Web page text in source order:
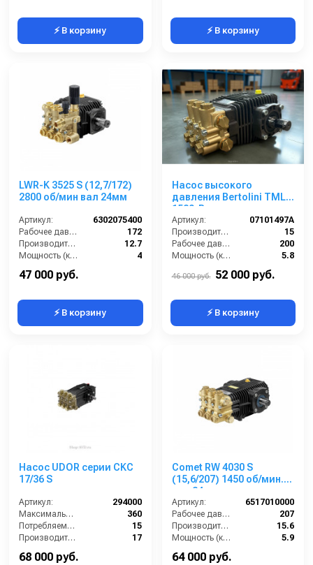
⚡ В корзину ⚡ В корзину
LWR-K 3525 S (12,7/172)
2800 об/мин вал 24мм
Артикул:
6302075400
Рабочее давление (бар):
172
Производительность (л/мин):
12.7
Мощность (кВт):
4
Обороты двигателя (об/мин):
47 000 руб.
⚡ В корзину
Насос высокого
давления Bertolini TML
1520-B
Артикул:
07101497A
Производительность (л/мин):
15
Рабочее давление (бар):
200
Мощность (кВт):
5.8
46 000 руб. 52 000 руб.
⚡ В корзину
Насос UDOR серии CKC
17/36 S
Артикул:
294000
Максимальное давление (бар):
360
Потребляемая мощность (кВт):
15
Производительность (л/мин):
17
Температура (°C):
68 000 руб.
Comet RW 4030 S
(15,6/207) 1450 об/мин.
вал 24мм
Артикул:
6517010000
Рабочее давление (бар):
207
Производительность (л/мин):
15.6
Мощность (кВт):
5.9
Обороты двигателя (об/мин):
64 000 руб.